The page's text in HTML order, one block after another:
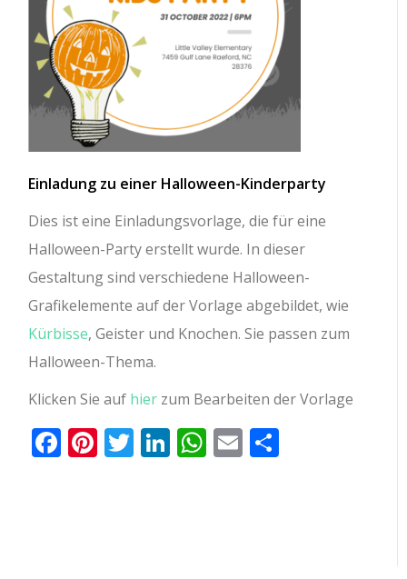
Einladung zu einer Halloween-Kinderparty
Dies ist eine Einladungsvorlage, die für eine
Halloween-Party erstellt wurde. In dieser
Gestaltung sind verschiedene Halloween-
Grafikelemente auf der Vorlage abgebildet, wie
Kürbisse, Geister und Knochen. Sie passen zum
Halloween-Thema.
Klicken Sie auf hier zum Bearbeiten der Vorlage
Facebook
Pinterest
Twitter
LinkedIn
WhatsApp
Email